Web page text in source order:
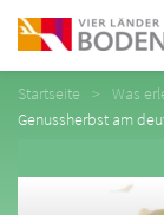
Startseite Was
Genussherbst am